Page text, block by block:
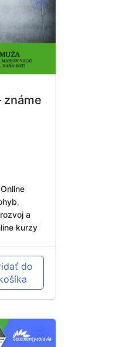
známe
Online
,
a
kurzy
do